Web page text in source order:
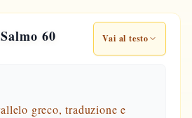
60 Vai al testo
greco, traduzione e